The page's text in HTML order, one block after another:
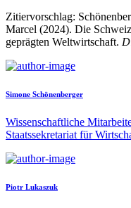
Zitiervorschlag:
Marcel (2024). Die
geprägten Weltwirtschaft.
Simone Schönenberger
Wissenschaftliche
Staatssekretariat für
Piotr Lukaszuk